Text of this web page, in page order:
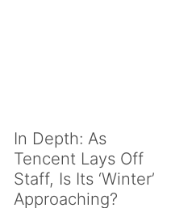
In Depth: As
Tencent Lays Off
Staff, Is Its ‘Winter’
Approaching?